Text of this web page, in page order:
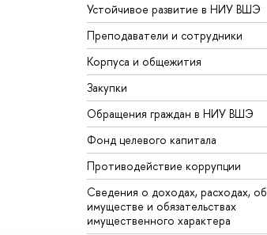
Устойчивое развитие в НИУ ВШЭ
Преподаватели и сотрудники
Корпуса и общежития
Закупки
Обращения граждан в НИУ ВШЭ
Фонд целевого капитала
Противодействие коррупции
Сведения о доходах, расходах, об
имуществе и обязательствах
имущественного характера